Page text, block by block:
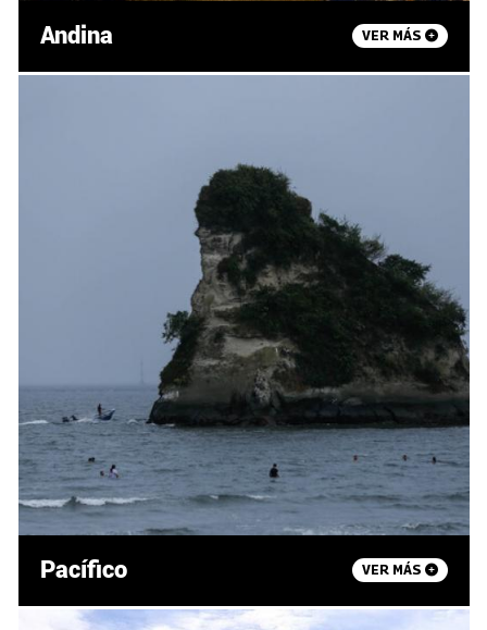
Andina VER MÁS
Pacífico VER MÁS